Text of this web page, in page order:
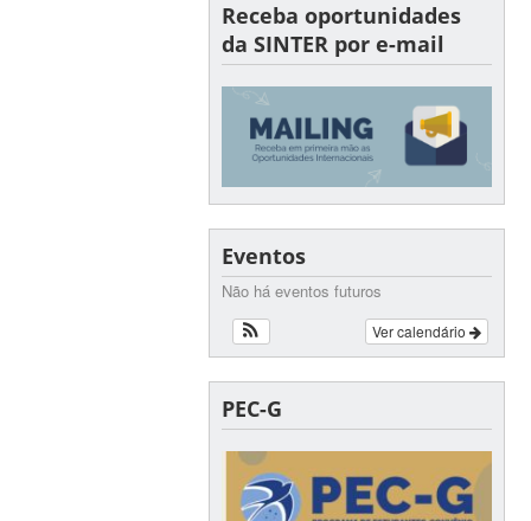
Receba oportunidades
da SINTER por e-mail
Eventos
Não há eventos futuros
Ver calendário
PEC-G